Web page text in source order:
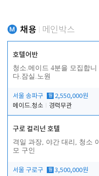
채용 메인박스
호텔어반
청소.메이드 4분을 모집합니
다.잠실.노원
서울 송파구 월 2,550,000원
메이드.청소
경력무관
구로 컬리넌 호텔
격일 과장, 야간 대리, 청소 이
모 구인
서울 구로구 월 3,500,000원